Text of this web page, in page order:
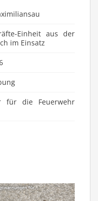
Einheit aus der
im Einsatz
für die Feuerwehr